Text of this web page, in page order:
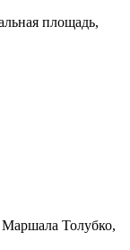
площадь,
Маршала Толубко,